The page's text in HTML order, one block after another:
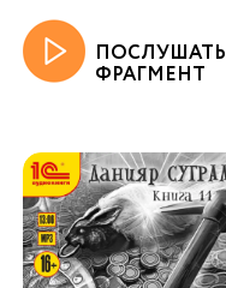
ПОСЛУШАТЬ
ФРАГМЕНТ